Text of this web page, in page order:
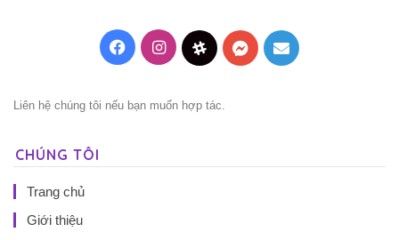
FacebookInstagramThreadsMessenger
Mail
Liên hệ chúng tôi nếu bạn muốn hợp tác.
CHÚNG TÔI
Trang chủ
Giới thiệu